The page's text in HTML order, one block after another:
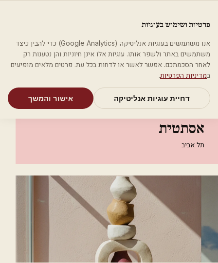
מאמריםקטגוריותחיפושאודות
בית קטגוריות
אסתטיקה רפואית
seven המרכז לרפואה אסתטית
seven המרכז לרפואה
אסתטית
תל אביב
פרטיות ושימוש בעוגיות
אנו משתמשים בעוגיות אנליטיקה (Google Analytics) כדי להבין כיצד
משתמשים באתר ולשפר אותו. עוגיות אלו אינן חיוניות והן נטענות רק
לאחר הסכמתכם. אפשר לאשר או לדחות בכל עת. פרטים מלאים מופיעים
במדיניות הפרטיות.
דחיית עוגיות אנליטיקה אישור והמשך